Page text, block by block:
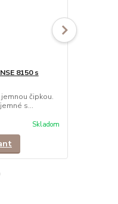
8150 s
čipkou.
s...
Skladom